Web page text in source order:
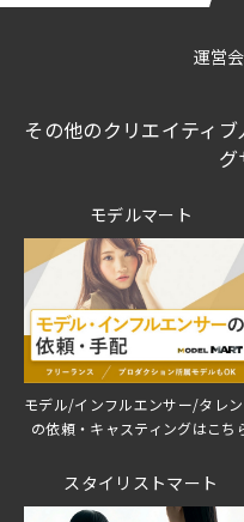
運営
その他のクリエイティ
モデルマート
モデル/インフルエンサー/タレン
の依頼・キャスティングはこち
スタイリストマート